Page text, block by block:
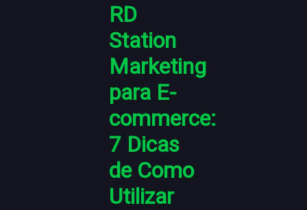
RD
Station
Marketing
para E-
commerce:
7 Dicas
de Como
Utilizar